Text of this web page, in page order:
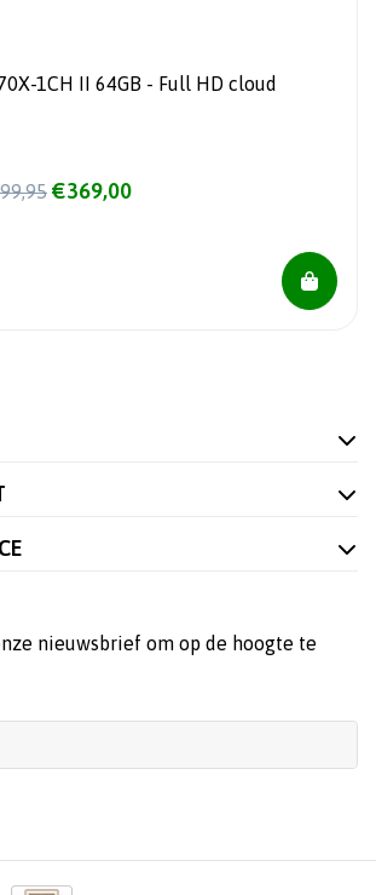
1CH II 64GB - Full HD cloud
€369,00
nieuwsbrief om op de hoogte te